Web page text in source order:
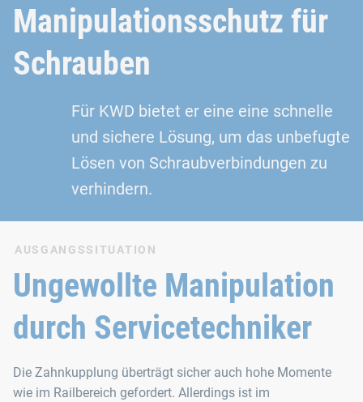
Manipulationsschutz für
Schrauben
Für KWD bietet er eine eine schnelle
und sichere Lösung, um das unbefugte
Lösen von Schraubverbindungen zu
verhindern.
AUSGANGSSITUATION
Ungewollte Manipulation
durch Servicetechniker
Die Zahnkupplung überträgt sicher auch hohe Momente
wie im Railbereich gefordert. Allerdings ist im